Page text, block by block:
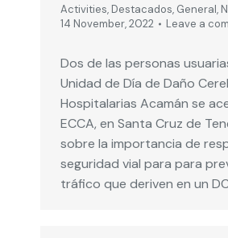
Activities, Destacados, General,
14 November, 2022
Leave a
Dos de las personas
Unidad de Día de Daño
Hospitalarias Acamán se
ECCA, en Santa Cruz de
sobre la importancia de
seguridad vial para para
tráfico que deriven en un